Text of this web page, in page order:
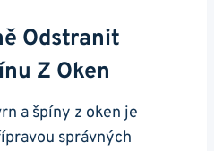
Odstranit
Z Oken
a špíny z oken je
správných